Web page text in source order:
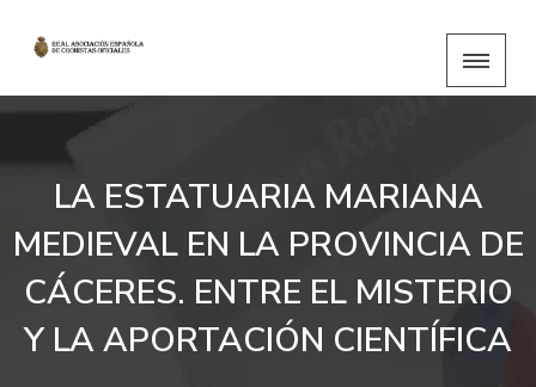
LA ESTATUARIA MARIANA
MEDIEVAL EN LA PROVINCIA DE
CÁCERES. ENTRE EL MISTERIO
Y LA APORTACIÓN CIENTÍFICA